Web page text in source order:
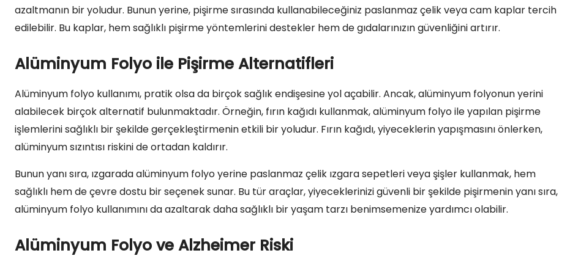
azaltmanın bir yoludur. Bunun yerine, pişirme sırasında kullanabileceğiniz paslanmaz çelik veya cam kaplar tercih
edilebilir. Bu kaplar, hem sağlıklı pişirme yöntemlerini destekler hem de gıdalarınızın güvenliğini artırır.
Alüminyum Folyo ile Pişirme Alternatifleri
Alüminyum folyo kullanımı, pratik olsa da birçok sağlık endişesine yol açabilir. Ancak, alüminyum folyonun yerini
alabilecek birçok alternatif bulunmaktadır. Örneğin, fırın kağıdı kullanmak, alüminyum folyo ile yapılan pişirme
işlemlerini sağlıklı bir şekilde gerçekleştirmenin etkili bir yoludur. Fırın kağıdı, yiyeceklerin yapışmasını önlerken,
alüminyum sızıntısı riskini de ortadan kaldırır.
Bunun yanı sıra, ızgarada alüminyum folyo yerine paslanmaz çelik ızgara sepetleri veya şişler kullanmak, hem
sağlıklı hem de çevre dostu bir seçenek sunar. Bu tür araçlar, yiyeceklerinizi güvenli bir şekilde pişirmenin yanı sıra,
alüminyum folyo kullanımını da azaltarak daha sağlıklı bir yaşam tarzı benimsemenize yardımcı olabilir.
Alüminyum Folyo ve Alzheimer Riski